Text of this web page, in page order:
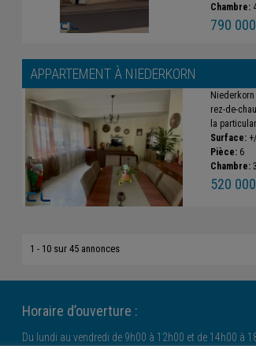
Chambre:
790
APPARTEMENT À NIEDERKORN
rez-de-
la
Surface:
Pièce: 6
Chambre: 3
520
1 - 10 sur 45 annonces
Horaire d’ouverture :
Du lundi au vendredi de 9h00 à 12h00 et de 14h00 à